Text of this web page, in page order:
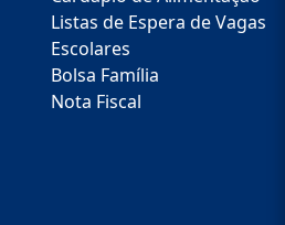
Listas de Espera de Vagas
Escolares
Bolsa Família
Nota Fiscal